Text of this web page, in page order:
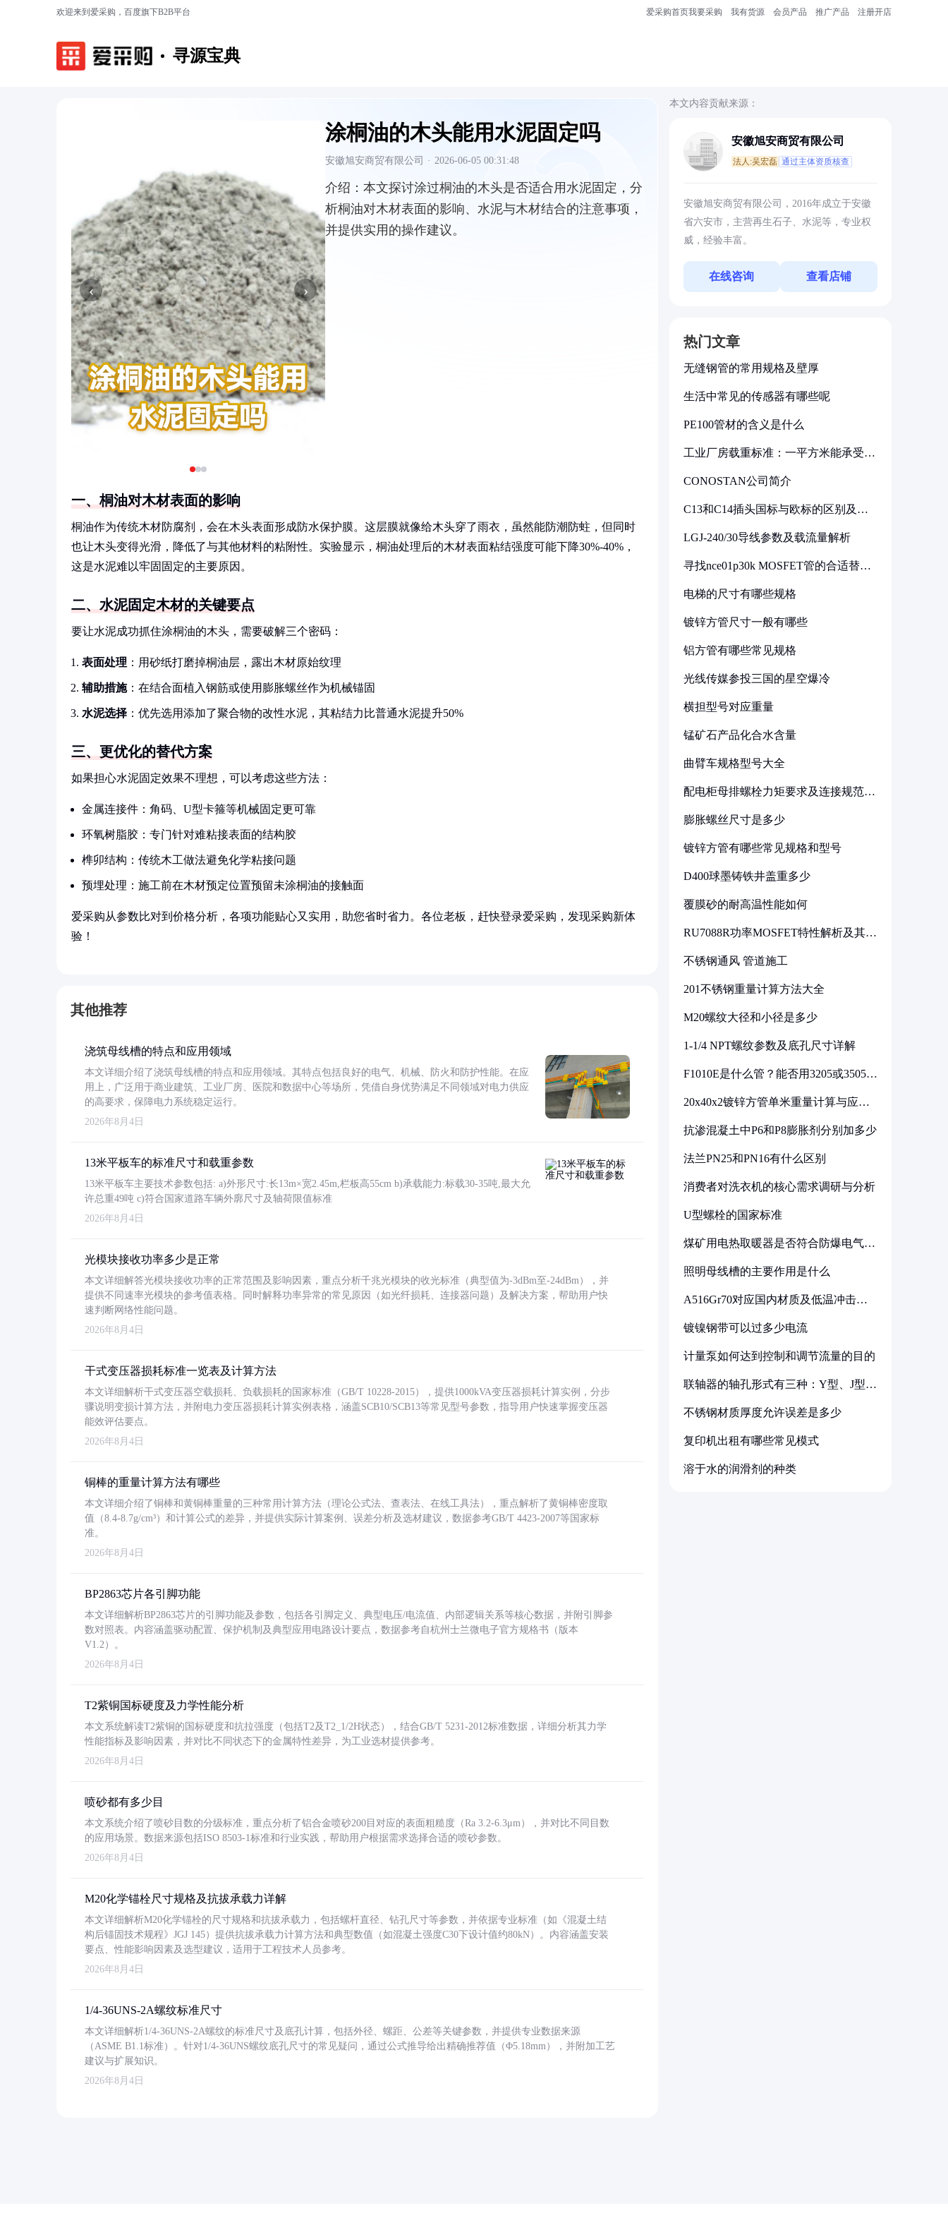
欢迎来到爱采购，百度旗下B2B平台 爱采购首页我要采购 我有货源 会员产品 推广产品 注册开店
寻源宝典
‹ ›
涂桐油的木头能用水泥固定吗
安徽旭安商贸有限公司 · 2026-06-05 00:31:48
介绍： 本文探讨涂过桐油的木头是否适合用水泥固定，分
析桐油对木材表面的影响、水泥与木材结合的注意事项，
并提供实用的操作建议。
一、桐油对木材表面的影响
桐油作为传统木材防腐剂，会在木头表面形成防水保护膜。这层膜就像给木头穿了雨衣，虽然能防潮防蛀，但同时
也让木头变得光滑，降低了与其他材料的粘附性。实验显示，桐油处理后的木材表面粘结强度可能下降30%-40%，
这是水泥难以牢固固定的主要原因。
二、水泥固定木材的关键要点
要让水泥成功抓住涂桐油的木头，需要破解三个密码：
表面处理 ：用砂纸打磨掉桐油层，露出木材原始纹理
辅助措施：在结合面植入钢筋或使用膨胀螺丝作为机械锚固
水泥选择 ：优先选用添加了聚合物的改性水泥，其粘结力比普通水泥提升50%
三、更优化的替代方案
如果担心水泥固定效果不理想，可以考虑这些方法：
金属连接件：角码、U型卡箍等机械固定更可靠
环氧树脂胶：专门针对难粘接表面的结构胶
榫卯结构：传统木工做法避免化学粘接问题
预埋处理：施工前在木材预定位置预留未涂桐油的接触面
爱采购从参数比对到价格分析，各项功能贴心又实用，助您省时省力。各位老板，赶快登录爱采购，发现采购新体
验！
其他推荐
浇筑母线槽的特点和应用领域
本文详细介绍了浇筑母线槽的特点和应用领域。其特点包括良好的电气、机械、防火和防护性能。在应
用上，广泛用于商业建筑、工业厂房、医院和数据中心等场所，凭借自身优势满足不同领域对电力供应
的高要求，保障电力系统稳定运行。
2026年8月4日
13米平板车的标准尺寸和载重参数
13米平板车主要技术参数包括: a)外形尺寸:长13m×宽2.45m,栏板高55cm b)承载能力:标载30-35吨,最大允
许总重49吨 c)符合国家道路车辆外廓尺寸及轴荷限值标准
2026年8月4日
光模块接收功率多少是正常
本文详细解答光模块接收功率的正常范围及影响因素，重点分析千兆光模块的收光标准（典型值为-3dBm至-24dBm），并
提供不同速率光模块的参考值表格。同时解释功率异常的常见原因（如光纤损耗、连接器问题）及解决方案，帮助用户快
速判断网络性能问题。
2026年8月4日
干式变压器损耗标准一览表及计算方法
本文详细解析干式变压器空载损耗、负载损耗的国家标准（GB/T 10228-2015），提供1000kVA变压器损耗计算实例，分步
骤说明变损计算方法，并附电力变压器损耗计算实例表格，涵盖SCB10/SCB13等常见型号参数，指导用户快速掌握变压器
能效评估要点。
2026年8月4日
铜棒的重量计算方法有哪些
本文详细介绍了铜棒和黄铜棒重量的三种常用计算方法（理论公式法、查表法、在线工具法），重点解析了黄铜棒密度取
值（8.4-8.7g/cm³）和计算公式的差异，并提供实际计算案例、误差分析及选材建议，数据参考GB/T 4423-2007等国家标
准。
2026年8月4日
BP2863芯片各引脚功能
本文详细解析BP2863芯片的引脚功能及参数，包括各引脚定义、典型电压/电流值、内部逻辑关系等核心数据，并附引脚参
数对照表。内容涵盖驱动配置、保护机制及典型应用电路设计要点，数据参考自杭州士兰微电子官方规格书（版本
V1.2）。
2026年8月4日
T2紫铜国标硬度及力学性能分析
本文系统解读T2紫铜的国标硬度和抗拉强度（包括T2及T2_1/2H状态），结合GB/T 5231-2012标准数据，详细分析其力学
性能指标及影响因素，并对比不同状态下的金属特性差异，为工业选材提供参考。
2026年8月4日
喷砂都有多少目
本文系统介绍了喷砂目数的分级标准，重点分析了铝合金喷砂200目对应的表面粗糙度（Ra 3.2-6.3μm），并对比不同目数
的应用场景。数据来源包括ISO 8503-1标准和行业实践，帮助用户根据需求选择合适的喷砂参数。
2026年8月4日
M20化学锚栓尺寸规格及抗拔承载力详解
本文详细解析M20化学锚栓的尺寸规格和抗拔承载力，包括螺杆直径、钻孔尺寸等参数，并依据专业标准（如《混凝土结
构后锚固技术规程》JGJ 145）提供抗拔承载力计算方法和典型数值（如混凝土强度C30下设计值约80kN）。内容涵盖安装
要点、性能影响因素及选型建议，适用于工程技术人员参考。
2026年8月4日
1/4-36UNS-2A螺纹标准尺寸
本文详细解析1/4-36UNS-2A螺纹的标准尺寸及底孔计算，包括外径、螺距、公差等关键参数，并提供专业数据来源
（ASME B1.1标准）。针对1/4-36UNS螺纹底孔尺寸的常见疑问，通过公式推导给出精确推荐值（Φ5.18mm），并附加工艺
建议与扩展知识。
2026年8月4日
本文内容贡献来源：
安徽旭安商贸有限公司
法人:吴宏磊 通过主体资质核查
安徽旭安商贸有限公司，2016年成立于安徽
省六安市，主营再生石子、水泥等，专业权
威，经验丰富。
在线咨询 查看店铺
热门文章
无缝钢管的常用规格及壁厚
生活中常见的传感器有哪些呢
PE100管材的含义是什么
工业厂房载重标准：一平方米能承受多
CONOSTAN公司简介
C13和C14插头国标与欧标的区别及其
LGJ-240/30导线参数及载流量解析
寻找nce01p30k MOSFET管的合适替代
电梯的尺寸有哪些规格
镀锌方管尺寸一般有哪些
铝方管有哪些常见规格
光线传媒参投三国的星空爆冷
横担型号对应重量
锰矿石产品化合水含量
曲臂车规格型号大全
配电柜母排螺栓力矩要求及连接规范详
膨胀螺丝尺寸是多少
镀锌方管有哪些常见规格和型号
D400球墨铸铁井盖重多少
覆膜砂的耐高温性能如何
RU7088R功率MOSFET特性解析及其在
不锈钢通风 管道施工
201不锈钢重量计算方法大全
M20螺纹大径和小径是多少
1-1/4 NPT螺纹参数及底孔尺寸详解
F1010E是什么管？能否用3205或3505代
20x40x2镀锌方管单米重量计算与应用
抗渗混凝土中P6和P8膨胀剂分别加多少
法兰PN25和PN16有什么区别
消费者对洗衣机的核心需求调研与分析
U型螺栓的国家标准
煤矿用电热取暖器是否符合防爆电气设
照明母线槽的主要作用是什么
A516Gr70对应国内材质及低温冲击要
镀镍钢带可以过多少电流
计量泵如何达到控制和调节流量的目的
联轴器的轴孔形式有三种：Y型、J型、
不锈钢材质厚度允许误差是多少
复印机出租有哪些常见模式
溶于水的润滑剂的种类